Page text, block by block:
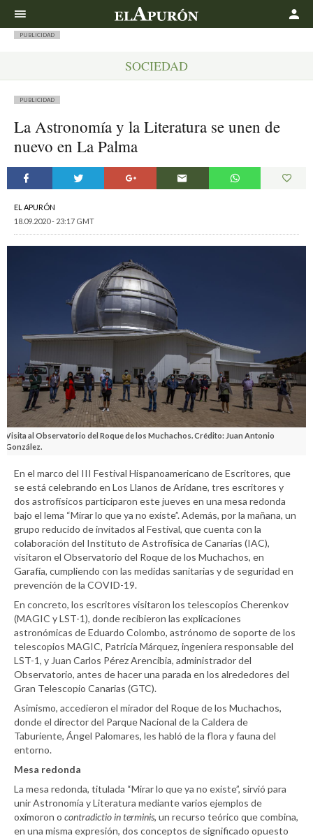
PUBLICIDAD
SOCIEDAD
PUBLICIDAD
La Astronomía y la Literatura se unen de
nuevo en La Palma
EL APURÓN
18.09.2020 - 23:17 GMT
Visita al Observatorio del Roque de los Muchachos. Crédito: Juan Antonio
González.
En el marco del III Festival Hispanoamericano de Escritores, que
se está celebrando en Los Llanos de Aridane, tres escritores y
dos astrofísicos participaron este jueves en una mesa redonda
bajo el lema “Mirar lo que ya no existe”. Además, por la mañana, un
grupo reducido de invitados al Festival, que cuenta con la
colaboración del Instituto de Astrofísica de Canarias (IAC),
visitaron el Observatorio del Roque de los Muchachos, en
Garafía, cumpliendo con las medidas sanitarias y de seguridad en
prevención de la COVID-19.
En concreto, los escritores visitaron los telescopios Cherenkov
(MAGIC y LST-1), donde recibieron las explicaciones
astronómicas de Eduardo Colombo, astrónomo de soporte de los
telescopios MAGIC, Patricia Márquez, ingeniera responsable del
LST-1, y Juan Carlos Pérez Arencibia, administrador del
Observatorio, antes de hacer una parada en los alrededores del
Gran Telescopio Canarias (GTC).
Asimismo, accedieron el mirador del Roque de los Muchachos,
donde el director del Parque Nacional de la Caldera de
Taburiente, Ángel Palomares, les habló de la flora y fauna del
entorno.
Mesa redonda
La mesa redonda, titulada “Mirar lo que ya no existe”, sirvió para
unir Astronomía y Literatura mediante varios ejemplos de
oxímoron o contradictio in terminis, un recurso teórico que combina,
en una misma expresión, dos conceptos de significado opuesto